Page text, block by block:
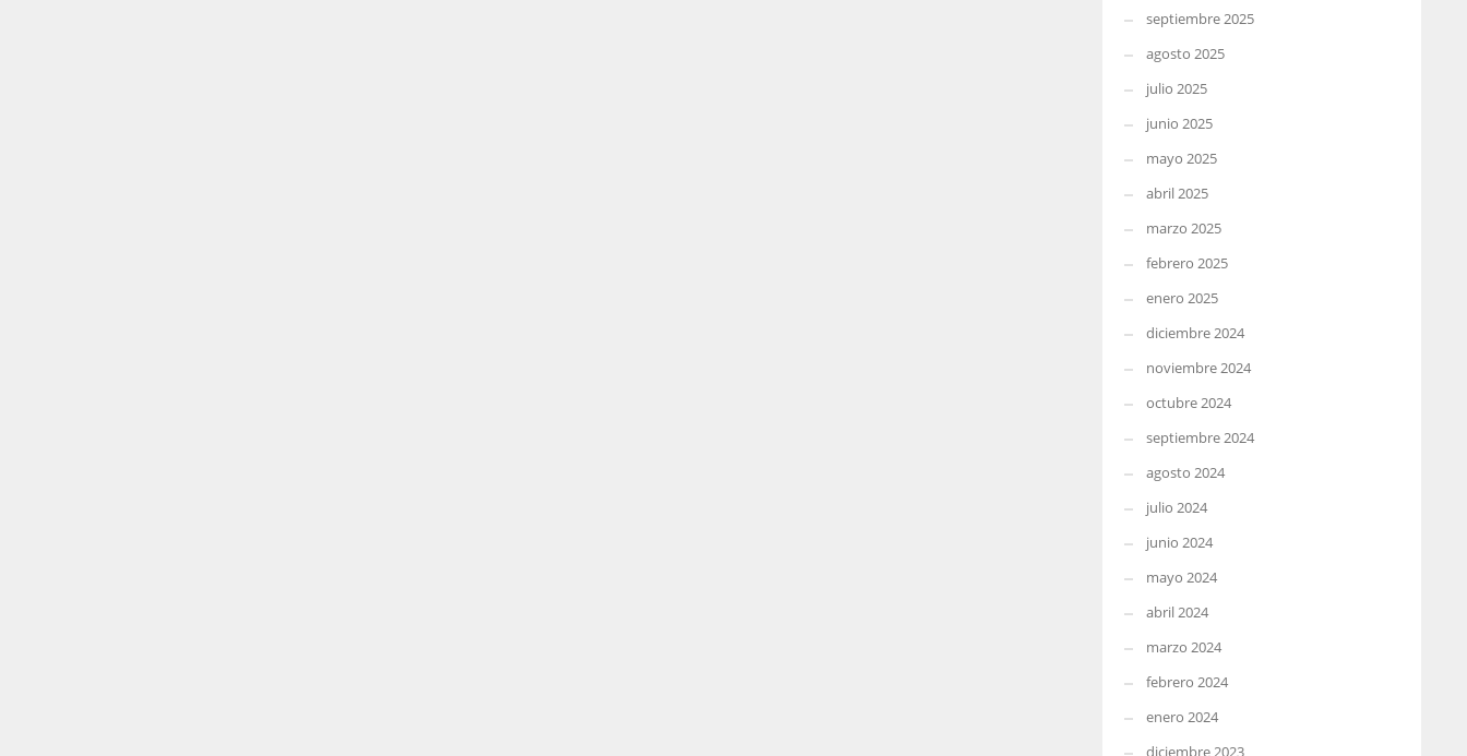
septiembre 2025
agosto 2025
julio 2025
junio 2025
mayo 2025
abril 2025
marzo 2025
febrero 2025
enero 2025
diciembre 2024
noviembre 2024
octubre 2024
septiembre 2024
agosto 2024
julio 2024
junio 2024
mayo 2024
abril 2024
marzo 2024
febrero 2024
enero 2024
diciembre 2023